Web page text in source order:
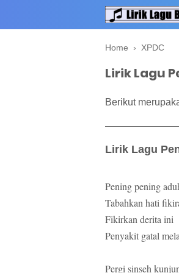
Home › XPDC
Lirik Lagu
Berikut
Lirik Lagu
Pening pening
Tabahkan hati
Fikirkan derita ini
Penyakit gatal
Pergi sinseh